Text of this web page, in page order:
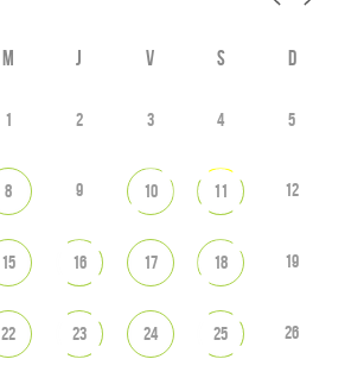
M J V S D
1 2 3 4 5
8 9 10 11 12
15 16 17 18 19
22 23 24 25 26